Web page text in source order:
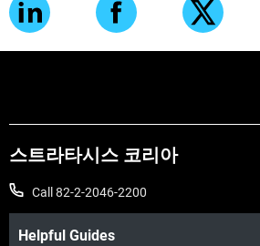
스트라타시스 코리아
Call 82-2-2046-2200
Helpful Guides